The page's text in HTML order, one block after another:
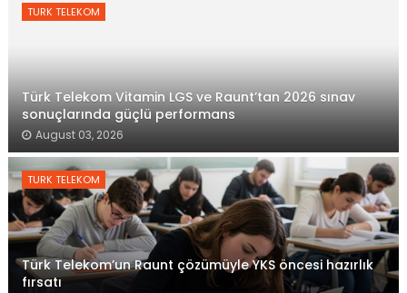
TURK TELEKOM
Türk Telekom Vitamin LGS ve Raunt’tan 2026 sınav
sonuçlarında güçlü performans
August 03, 2026
TURK TELEKOM
Türk Telekom’un Raunt çözümüyle YKS öncesi hazırlık
fırsatı